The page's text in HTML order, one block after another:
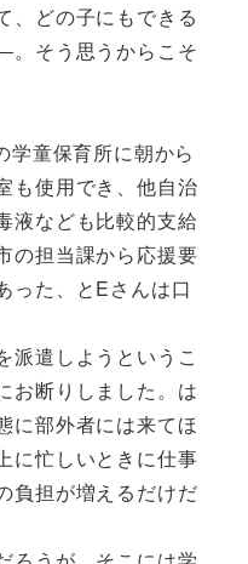
、どの子にもできる
そう思うからこそ
学童保育所に朝から
も使用でき、他自治
液なども比較的支給
の担当課から応援要
った、とEさんは口
派遣しようというこ
お断りしました。は
に部外者には来てほ
に忙しいときに仕事
負担が増えるだけだ